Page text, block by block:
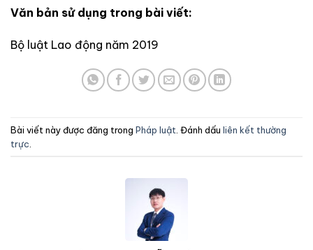
Văn bản sử dụng trong bài viết:
Bộ luật Lao động năm 2019
Bài viết này được đăng trong Pháp luật . Đánh dấu liên kết thường
trực